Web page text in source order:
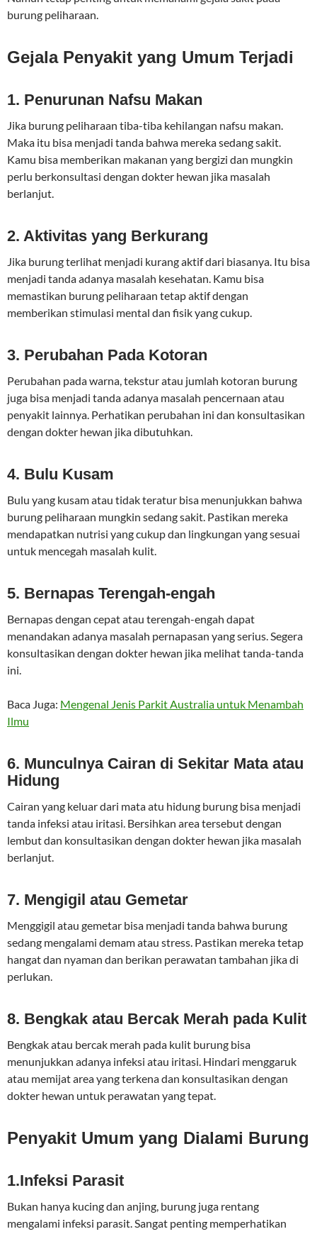
burung peliharaan.
Gejala Penyakit yang Umum Terjadi
1. Penurunan Nafsu Makan
Jika burung peliharaan tiba-tiba kehilangan nafsu makan.
Maka itu bisa menjadi tanda bahwa mereka sedang sakit.
Kamu bisa memberikan makanan yang bergizi dan mungkin
perlu berkonsultasi dengan dokter hewan jika masalah
berlanjut.
2. Aktivitas yang Berkurang
Jika burung terlihat menjadi kurang aktif dari biasanya. Itu bisa
menjadi tanda adanya masalah kesehatan. Kamu bisa
memastikan burung peliharaan tetap aktif dengan
memberikan stimulasi mental dan fisik yang cukup.
3. Perubahan Pada Kotoran
Perubahan pada warna, tekstur atau jumlah kotoran burung
juga bisa menjadi tanda adanya masalah pencernaan atau
penyakit lainnya. Perhatikan perubahan ini dan konsultasikan
dengan dokter hewan jika dibutuhkan.
4. Bulu Kusam
Bulu yang kusam atau tidak teratur bisa menunjukkan bahwa
burung peliharaan mungkin sedang sakit. Pastikan mereka
mendapatkan nutrisi yang cukup dan lingkungan yang sesuai
untuk mencegah masalah kulit.
5. Bernapas Terengah-engah
Bernapas dengan cepat atau terengah-engah dapat
menandakan adanya masalah pernapasan yang serius. Segera
konsultasikan dengan dokter hewan jika melihat tanda-tanda
ini.
Baca Juga: Mengenal Jenis Parkit Australia untuk Menambah
Ilmu
6. Munculnya Cairan di Sekitar Mata atau
Hidung
Cairan yang keluar dari mata atu hidung burung bisa menjadi
tanda infeksi atau iritasi. Bersihkan area tersebut dengan
lembut dan konsultasikan dengan dokter hewan jika masalah
berlanjut.
7. Mengigil atau Gemetar
Menggigil atau gemetar bisa menjadi tanda bahwa burung
sedang mengalami demam atau stress. Pastikan mereka tetap
hangat dan nyaman dan berikan perawatan tambahan jika di
perlukan.
8. Bengkak atau Bercak Merah pada Kulit
Bengkak atau bercak merah pada kulit burung bisa
menunjukkan adanya infeksi atau iritasi. Hindari menggaruk
atau memijat area yang terkena dan konsultasikan dengan
dokter hewan untuk perawatan yang tepat.
Penyakit Umum yang Dialami Burung
1.Infeksi Parasit
Bukan hanya kucing dan anjing, burung juga rentang
mengalami infeksi parasit. Sangat penting memperhatikan